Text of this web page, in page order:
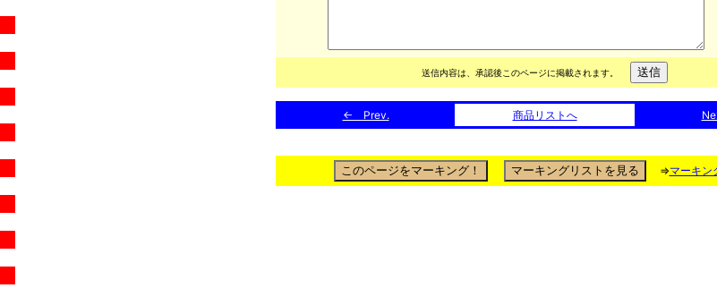
送信内容は、承認後このページに掲載されます。
← Prev. 商品リストへ
⇒マーキン